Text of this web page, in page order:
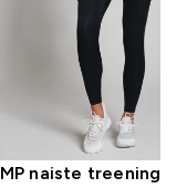
MP naiste